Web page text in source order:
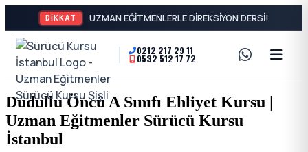
DİKKAT UZ
Sürücü
Kursu
İstanbul
A2
Motor
Ehliyeti
ve
0212 217 29 11
0532 512 17 72
Dudullu Öncü A Sınıfı Ehliyet Kursu |
Uzman Eğitmenler Sürücü Kursu
İstanbul